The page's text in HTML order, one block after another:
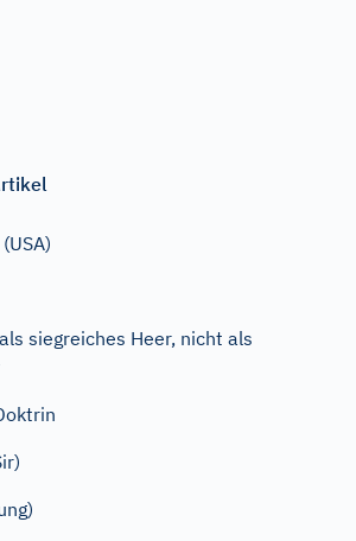
siegreiches Heer, nicht als